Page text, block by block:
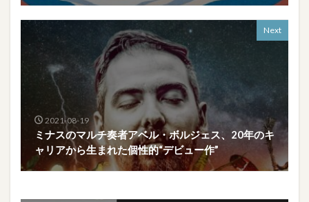
Next
2021-08-19
ミナスのマルチ奏者アベル・ボルジェス、20年のキ
ャリアから生まれた個性的“デビュー作”